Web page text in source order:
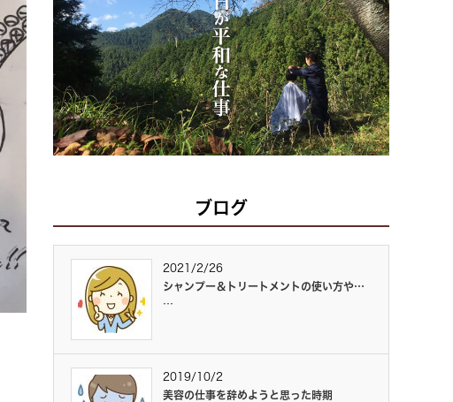
ブログ
2021/2/26
シャンプー＆トリートメントの使い方や…
…
2019/10/2
美容の仕事を辞めようと思った時期